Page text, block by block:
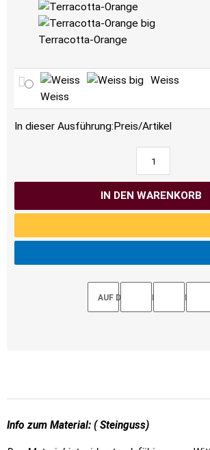
Terracotta-Orange
Weiss
Weiss
In dieser Ausführung:Preis/Artikel
IN DEN WARENKORB
AUF DEN MERKZETTEL
Info zum Material: ( Steinguss)